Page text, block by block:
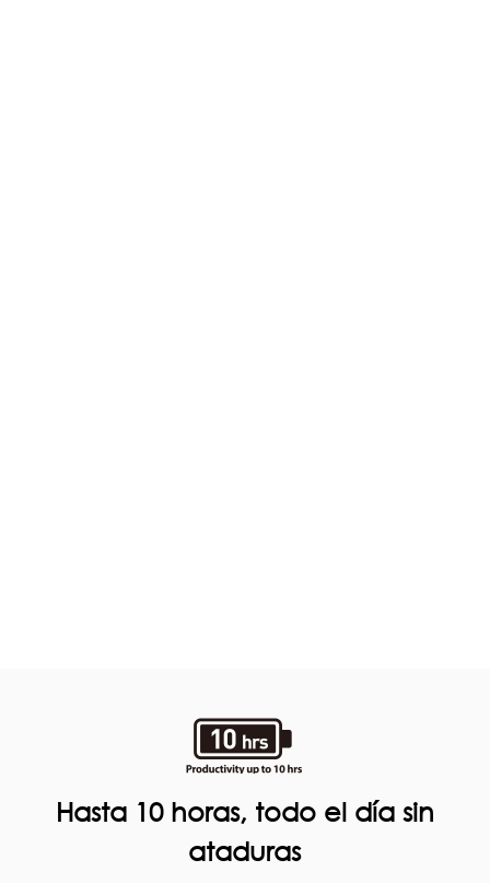
Hasta 10 horas, todo el día sin
ataduras